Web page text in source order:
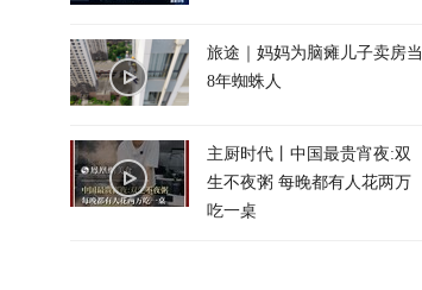
旅途｜妈妈为脑瘫儿子卖房当
8年蜘蛛人
主厨时代丨中国最贵宵夜:双
生不夜粥 每晚都有人花两万
吃一桌